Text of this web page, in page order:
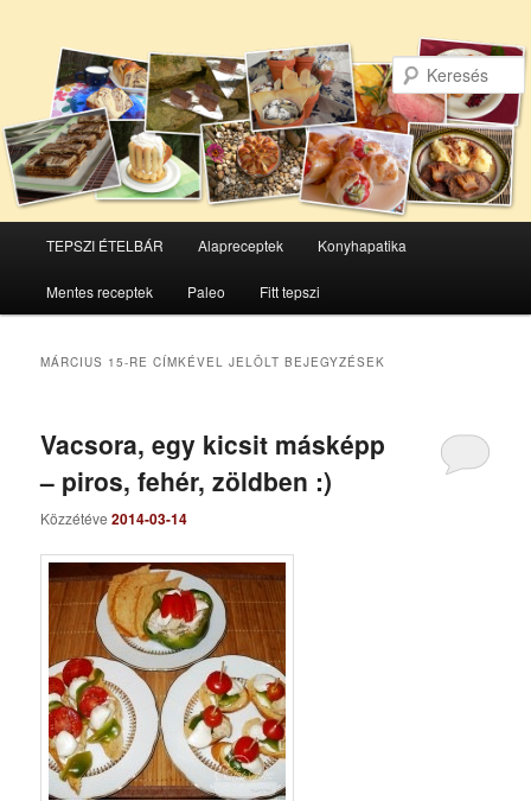
Tovább
az
Tovább
a
TEPSZI ÉTELBÁR Alapreceptek Konyhapatika
Mentes receptek Paleo Fitt tepszi
MÁRCIUS 15-RE CÍMKÉVEL JELÖLT BEJEGYZÉSEK
Vacsora, egy kicsit másképp
– piros, fehér, zöldben :)
Közzétéve2014-03-14